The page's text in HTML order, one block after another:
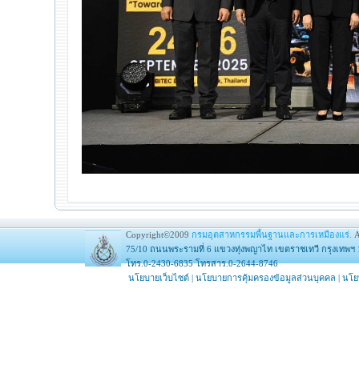
Copyright©2009 กรมอุตสาหกรรมพื้นฐานและการเหมืองแร่.
75/10 ถนนพระรามที่ 6 แขวงทุ่งพญาไท เขตราชเทวี กรุงเทพฯ
โทร.0-2430-6835 โทรสาร.0-2644-8746
นโยบายเว็บไซต์ | นโยบายการคุ้มครองข้อมูลส่วนบุคคล | นโ